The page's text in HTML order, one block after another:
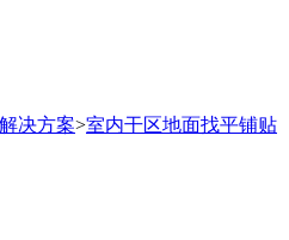
解决方案>室内干区地面找平铺贴